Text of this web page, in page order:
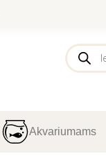
Akvariumams